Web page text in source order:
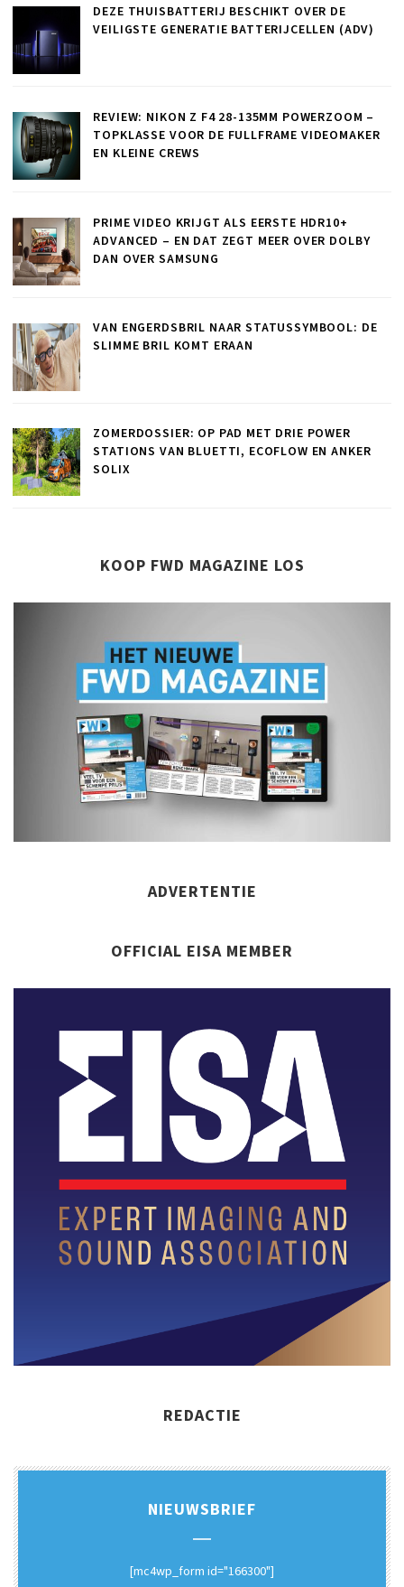
DEZE THUISBATTERIJ BESCHIKT OVER DE
VEILIGSTE GENERATIE BATTERIJCELLEN (ADV)
REVIEW: NIKON Z F4 28-135MM POWERZOOM –
TOPKLASSE VOOR DE FULLFRAME VIDEOMAKER
EN KLEINE CREWS
PRIME VIDEO KRIJGT ALS EERSTE HDR10+
ADVANCED – EN DAT ZEGT MEER OVER DOLBY
DAN OVER SAMSUNG
VAN ENGERDSBRIL NAAR STATUSSYMBOOL: DE
SLIMME BRIL KOMT ERAAN
ZOMERDOSSIER: OP PAD MET DRIE POWER
STATIONS VAN BLUETTI, ECOFLOW EN ANKER
SOLIX
KOOP FWD MAGAZINE LOS
ADVERTENTIE
OFFICIAL EISA MEMBER
REDACTIE
NIEUWSBRIEF
[mc4wp_form id="166300"]